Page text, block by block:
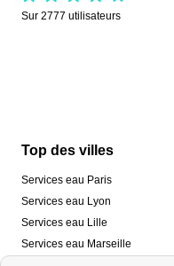
Sur 2777 utilisateurs
Top des villes
Services eau Paris
Services eau Lyon
Services eau Lille
Services eau Marseille